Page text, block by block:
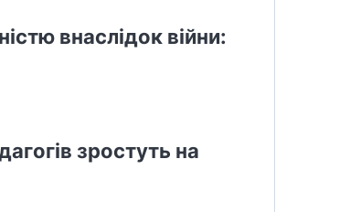
внаслідок війни:
зростуть на